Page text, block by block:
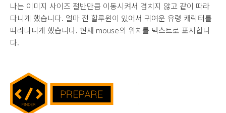
나는 이미지 사이즈 절반만큼 이동시켜서 겹치지 않고 같이 따라
다니게 했습니다. 얼마 전 할루윈이 있어서 귀여운 유령 캐릭터를
따라다니게 했습니다. 현재 mouse의 위치를 텍스트로 표시합니
다.